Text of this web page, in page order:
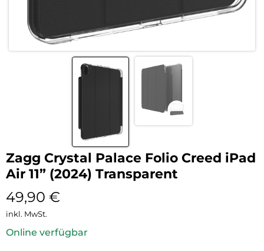
Zagg Crystal Palace Folio Creed iPad
Air 11” (2024) Transparent
49,90 €
inkl. MwSt.
Online verfügbar